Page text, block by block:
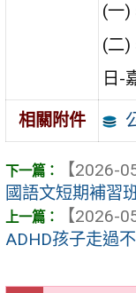
(一)
(二)
日-
相關附件
【2026-
國語文短期補習
【2026-
ADHD孩子走過